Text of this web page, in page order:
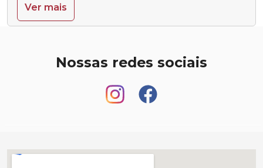
Ver mais
Nossas redes sociais